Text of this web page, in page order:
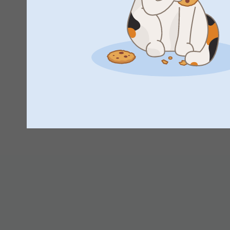
Collection vihkosta, se on ihanteellinen tapa koota
tilalle kuin vain irralliset valokuvat.